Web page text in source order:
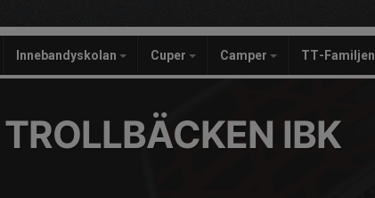
Innebandyskolan Cuper Camper TT-Familjen
IBK